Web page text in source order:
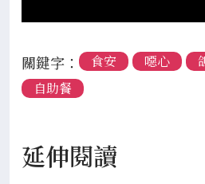
關鍵字： 食安 噁心
自助餐
延伸閱讀